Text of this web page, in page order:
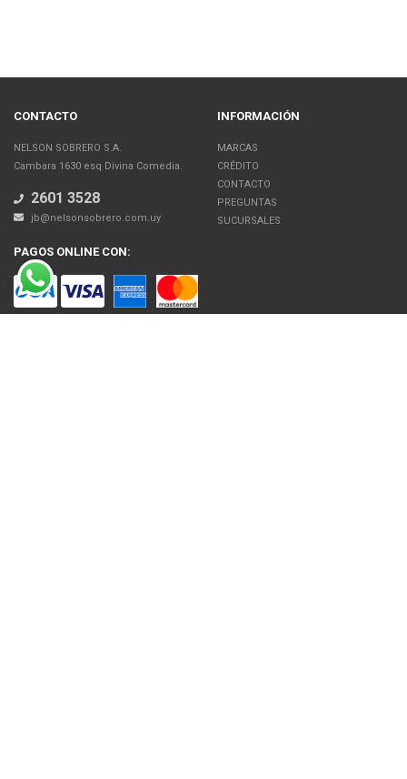
CONTACTO
NELSON SOBRERO S.A.
Cambara 1630 esq Divina Comedia.
2601 3528
jb@nelsonsobrero.com.uy
INFORMACIÓN
MARCAS
CRÉDITO
CONTACTO
PREGUNTAS
SUCURSALES
PAGOS ONLINE CON: